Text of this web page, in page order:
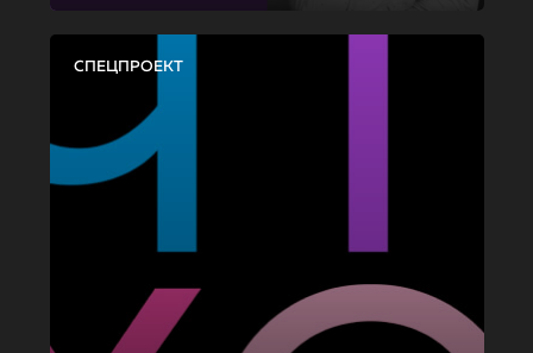
СПЕЦПРОЕКТ